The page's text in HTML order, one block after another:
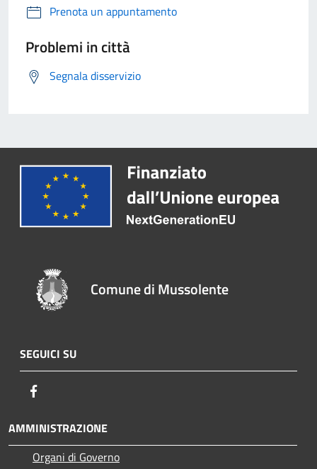
Prenota un appuntamento
Problemi in città
Segnala disservizio
Comune di Mussolente
SEGUICI SU
AMMINISTRAZIONE
Organi di Governo